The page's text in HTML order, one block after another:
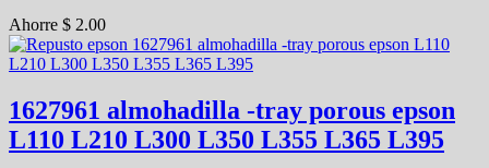
Ahorre $ 2.00
1627961 almohadilla -tray porous epson
L110 L210 L300 L350 L355 L365 L395